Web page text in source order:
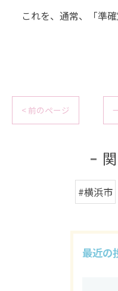
これを、通常、「準確
< 前のページ
#横浜市
最近の